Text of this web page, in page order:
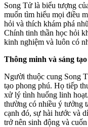
Song Tử là biểu tượng
muốn tìm hiểu mọi điều
hỏi và thích khám phá
Chính tinh thần học hỏi
kinh nghiệm và luôn có
Thông minh và sáng tạo
Người thuộc cung Song
tạo phong phú. Họ tiếp
xử lý tình huống linh
thường có nhiều ý tưởng
cạnh đó, sự hài hước và
trở nên sinh động và